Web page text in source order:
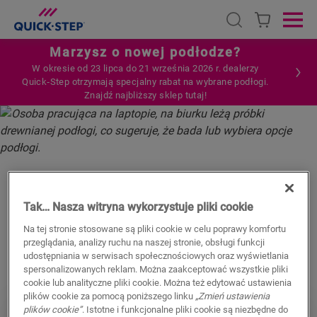
Open search
Marzysz o nowej podłodze?
W okresie od 23 lipca do 21 września 2026 r. dealerzy
Quick‑Step otrzymają specjalny rabat na wybrane podłogi.
Znajdź najbliższy sklep tutaj!
OGÓLNE
CZĘSTO ZADAWANE PYTANIA
CZĘSTO ZADAWANE PYTANIA
Tak… Nasza witryna wykorzystuje pliki cookie
Na tej stronie stosowane są pliki cookie w celu poprawy komfortu
przeglądania, analizy ruchu na naszej stronie, obsługi funkcji
udostępniania w serwisach społecznościowych oraz wyświetlania
spersonalizowanych reklam. Można zaakceptować wszystkie pliki
cookie lub analityczne pliki cookie. Można też edytować ustawienia
plików cookie za pomocą poniższego linku „Zmień ustawienia
plików cookie”. Istotne i funkcjonalne pliki cookie są niezbędne do